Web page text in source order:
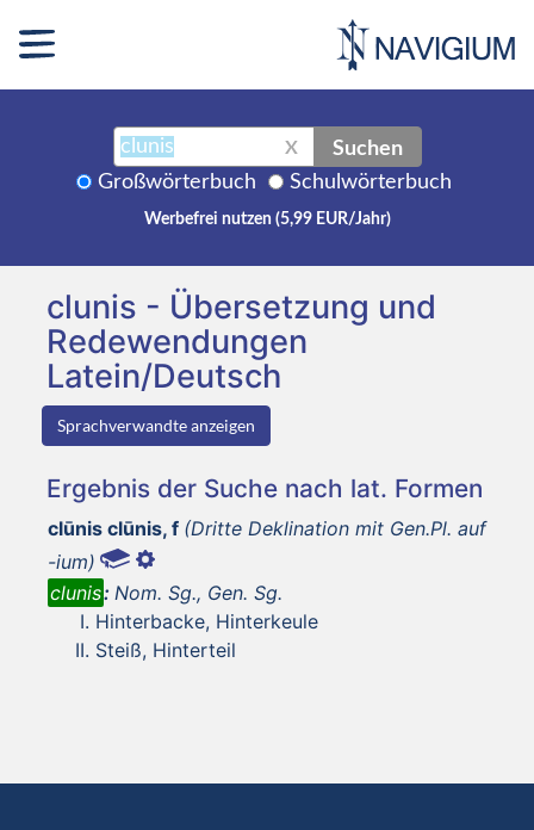
X Suchen
Großwörterbuch Schulwörterbuch
Werbefrei nutzen (5,99 EUR/Jahr)
clunis - Übersetzung und
Redewendungen
Latein/Deutsch
Sprachverwandte anzeigen
Ergebnis der Suche nach lat. Formen
clūnis clūnis, f (Dritte Deklination mit Gen.Pl. auf
-ium)
clunis: Nom. Sg., Gen. Sg.
Hinterbacke, Hinterkeule
Steiß, Hinterteil